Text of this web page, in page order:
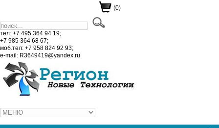
(0)
тел: +7 495 364 94 19;
+7 985 364 68 67;
моб.тел: +7 958 824 92 93;
e-mail: R3649419@yandex.ru